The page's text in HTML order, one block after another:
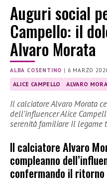
Auguri social
Campello: il
Alvaro Morata
ALBA COSENTINO | 6 MARZO
ALICE CAMPELLO ALVARO
Il calciatore Alvaro Morata
dell’influencer Alice
serenità familiare Il legame
Il calciatore Alvaro
compleanno
confermando il